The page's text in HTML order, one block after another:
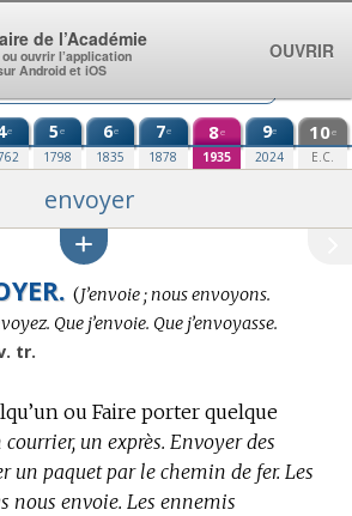
e 5e
1798
6e
1835
7e
1878
8e
1935
9e
2024
10e
E.C.
envoyer
Conjugaison
:
(J’envoie ; nous envoyons.
Que j’envoie. Que j’envoyasse.
tr.
ou Faire porter quelque
un exprès. Envoyer des
un paquet par le chemin de fer. Les
nous envoie. Les ennemis
de l’Académie
ouvrir l’application
Android et iOS
OUVRIR